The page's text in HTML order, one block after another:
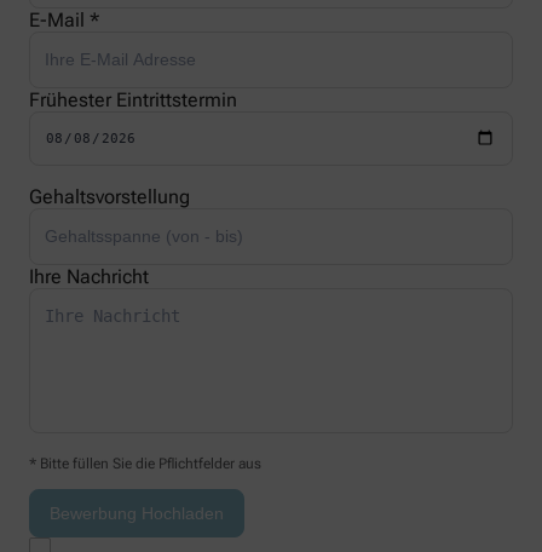
E-Mail *
Frühester Eintrittstermin
Gehaltsvorstellung
Ihre Nachricht
* Bitte füllen Sie die Pflichtfelder aus